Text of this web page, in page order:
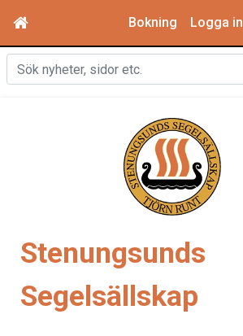
Bokning Logga in
Stenungsunds
Segelsällskap